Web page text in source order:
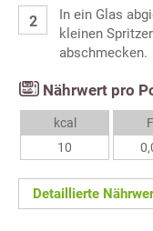
In ein Glas
kleinen
abschmecken.
Nährwert pro
kcal
10
Detaillierte